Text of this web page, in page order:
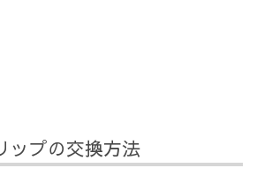
ップの交換方法